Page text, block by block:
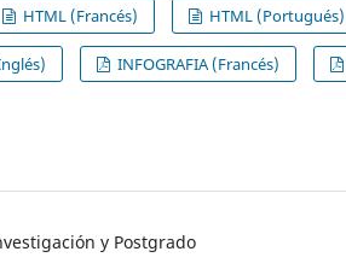
HTML (Francés) HTML (Portugués)
INFOGRAFIA (Francés)
y Postgrado